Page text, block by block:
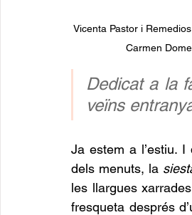
Vicenta Pastor i
Carmen
Dedicat a la
veïns
Ja estem a l’estiu. I
dels menuts, la
les llargues
fresqueta després